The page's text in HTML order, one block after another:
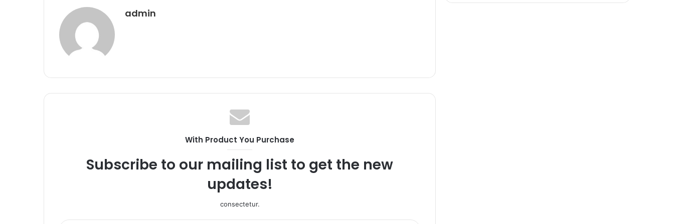
admin
With Product You Purchase
Subscribe to our mailing list to get the new
updates!
consectetur.